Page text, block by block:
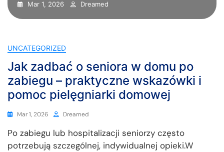
Mar 1, 2026 Dreamed
UNCATEGORIZED
Jak zadbać o seniora w domu po
zabiegu – praktyczne wskazówki i
pomoc pielęgniarki domowej
Mar 1, 2026 Dreamed
Po zabiegu lub hospitalizacji seniorzy często
potrzebują szczególnej, indywidualnej opieki.W